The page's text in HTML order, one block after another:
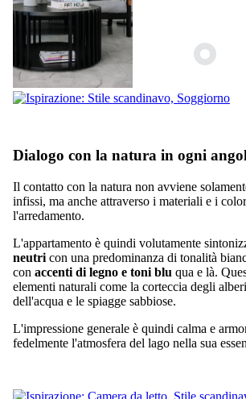
Dialogo con la natura in ogni
Il contatto con la natura non avviene
infissi, ma anche attraverso i materiali e i
l'arredamento.
L'appartamento è quindi volutamente
neutri con una predominanza di tonalità
con accenti di legno e toni blu qua e là.
elementi naturali come la corteccia degli
dell'acqua e le spiagge sabbiose.
L'impressione generale è quindi calma e
fedelmente l'atmosfera del lago nella sua